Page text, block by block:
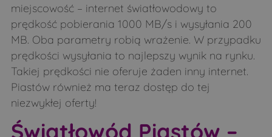
Kułaki
Leśniki
Leszczka Duża
Leszczka Mała
Lubieszcze
Łapcie
Łapy
Łubice
Łubin Kościelny
miejscowość – internet światłowodowy to
prędkość pobierania 1000 MB/s i wysyłania 200
MB. Oba parametry robią wrażenie. W przypadku
prędkości wysyłania to najlepszy wynik na rynku.
Takiej prędkości nie oferuje żaden inny internet.
Piastów również ma teraz dostęp do tej
niezwykłej oferty!
Światłowód Piastów –